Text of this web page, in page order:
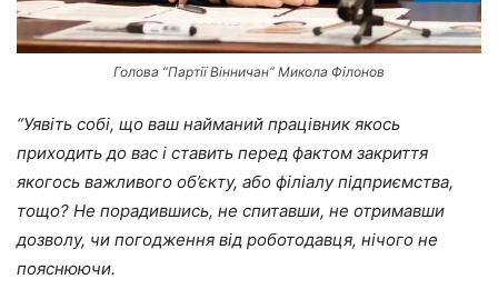
Голова “Партії Вінничан” Микола Філонов
“Уявіть собі, що ваш найманий працівник якось
приходить до вас і ставить перед фактом закриття
якогось важливого об’єкту, або філіалу підприємства,
тощо? Не порадившись, не спитавши, не отримавши
дозволу, чи погодження від роботодавця, нічого не
пояснюючи.